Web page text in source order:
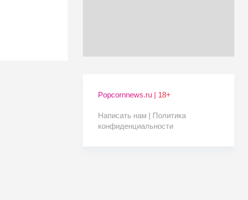
Popcornnews.ru | 18+
Написать нам | Политика
конфиденциальности